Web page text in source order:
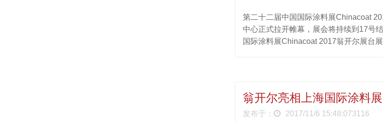
第二十二届中国国际涂料展Chinacoat
中心正式拉开帷幕，展会将持续到17号
国际涂料展Chinacoat 2017翁开尔展台
翁开尔亮相上海国际涂料展
发布于： 2017/11/6 15:48:073116